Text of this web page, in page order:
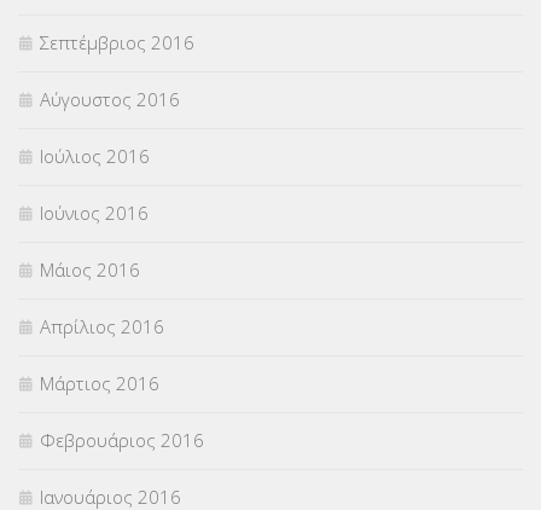
Σεπτέμβριος 2016
Αύγουστος 2016
Ιούλιος 2016
Ιούνιος 2016
Μάιος 2016
Απρίλιος 2016
Μάρτιος 2016
Φεβρουάριος 2016
Ιανουάριος 2016